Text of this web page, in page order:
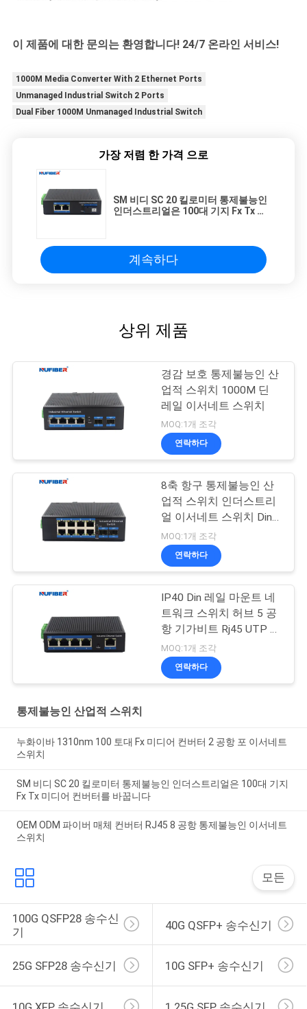
이 제품에 대한 문의는 환영합니다! 24/7 온라인 서비스!
1000M Media Converter With 2 Ethernet Ports
Unmanaged Industrial Switch 2 Ports
Dual Fiber 1000M Unmanaged Industrial Switch
가장 저렴 한 가격 으로
SM 비디 SC 20 킬로미터 통제불능인
인더스트리얼은 100대 기지 Fx Tx 미
계속하다
상위 제품
경감 보호 통제불능인 산
업적 스위치 1000M 딘
레일 이서네트 스위치
MOQ:1개 조각
연락하다
8축 항구 통제불능인 산
업적 스위치 인더스트리
얼 이서네트 스위치 Din
레일 마운트
MOQ:1개 조각
연락하다
IP40 Din 레일 마운트 네
트워크 스위치 허브 5 공
항 기가비트 Rj45 UTP 인
터페이스
MOQ:1개 조각
연락하다
통제불능인 산업적 스위치
누화이바 1310nm 100 토대 Fx 미디어 컨버터 2 공항 포 이서네트
스위치
SM 비디 SC 20 킬로미터 통제불능인 인더스트리얼은 100대 기지
Fx Tx 미디어 컨버터를 바꿉니다
OEM ODM 파이버 매체 컨버터 RJ45 8 공항 통제불능인 이서네트
스위치
모든
100G QSFP28 송수신
기
40G QSFP+ 송수신기
25G SFP28 송수신기 10G SFP+ 송수신기